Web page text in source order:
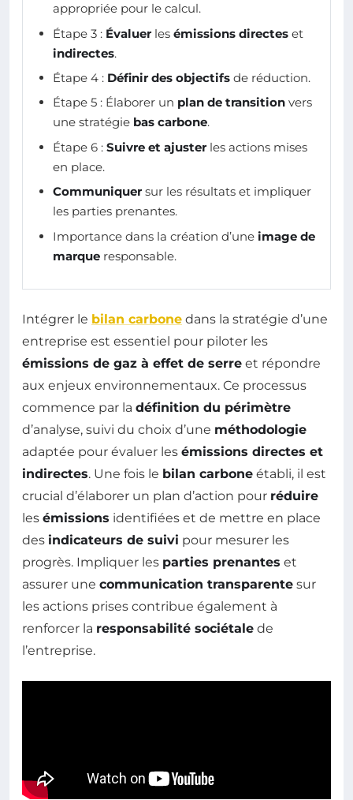
appropriée pour le calcul.
Étape 3 : Évaluer les émissions directes et
indirectes.
Étape 4 : Définir des objectifs de réduction.
Étape 5 : Élaborer un plan de transition vers
une stratégie bas carbone.
Étape 6 : Suivre et ajuster les actions mises
en place.
Communiquer sur les résultats et impliquer
les parties prenantes.
Importance dans la création d’une image de
marque responsable.
Intégrer le bilan carbone dans la stratégie d’une
entreprise est essentiel pour piloter les
émissions de gaz à effet de serre et répondre
aux enjeux environnementaux. Ce processus
commence par la définition du périmètre
d’analyse, suivi du choix d’une méthodologie
adaptée pour évaluer les émissions directes et
indirectes. Une fois le bilan carbone établi, il est
crucial d’élaborer un plan d’action pour réduire
les émissions identifiées et de mettre en place
des indicateurs de suivi pour mesurer les
progrès. Impliquer les parties prenantes et
assurer une communication transparente sur
les actions prises contribue également à
renforcer la responsabilité sociétale de
l’entreprise.